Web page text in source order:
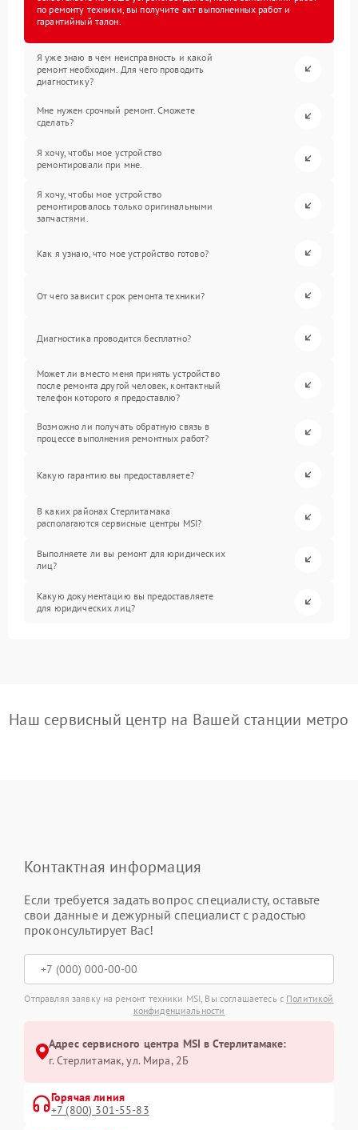
по ремонту техники, вы получите акт выполненных работ и
гарантийный талон.
Я уже знаю в чем неисправность и какой
ремонт необходим. Для чего проводить
диагностику?
Мне нужен срочный ремонт. Сможете
сделать?
Я хочу, чтобы мое устройство
ремонтировали при мне.
Я хочу, чтобы мое устройство
ремонтировалось только оригинальными
запчастями.
Как я узнаю, что мое устройство готово?
От чего зависит срок ремонта техники?
Диагностика проводится бесплатно?
Может ли вместо меня принять устройство
после ремонта другой человек, контактный
телефон которого я предоставлю?
Возможно ли получать обратную связь в
процессе выполнения ремонтных работ?
Какую гарантию вы предоставляете?
В каких районах Стерлитамака
располагаются сервисные центры MSI?
Выполняете ли вы ремонт для юридических
лиц?
Какую документацию вы предоставляете
для юридических лиц?
Наш сервисный центр на Вашей станции метро
Контактная информация
Если требуется задать вопрос специалисту, оставьте
свои данные и дежурный специалист с радостью
проконсультирует Вас!
Отправляя заявку на ремонт техники MSI, Вы соглашаетесь с Политикой
конфиденциальности
Адрес сервисного центра MSI в Стерлитамаке:
г. Стерлитамак, ул. Мира, 2Б
Горячая линия
+7 (800) 301-55-83